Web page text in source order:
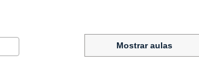
Mostrar aulas